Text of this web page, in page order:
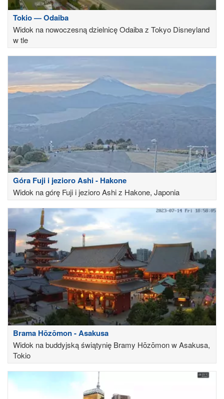
Tokio — Odaiba
Widok na nowoczesną dzielnicę Odaiba z Tokyo Disneyland
w tle
Góra Fuji i jezioro Ashi - Hakone
Widok na górę Fuji i jezioro Ashi z Hakone, Japonia
Brama Hōzōmon - Asakusa
Widok na buddyjską świątynię Bramy Hōzōmon w Asakusa,
Tokio